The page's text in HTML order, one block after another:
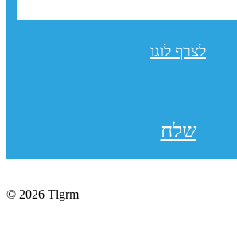
לצרף לוגו
שלח
© 2026 Tlgrm